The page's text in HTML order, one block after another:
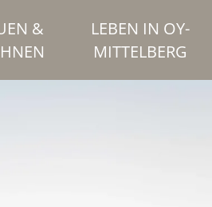
&
LEBEN IN OY-
MITTELBERG